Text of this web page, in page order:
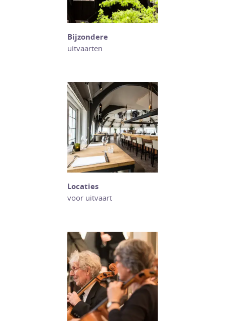
Bijzondere
uitvaarten
Locaties
voor uitvaart